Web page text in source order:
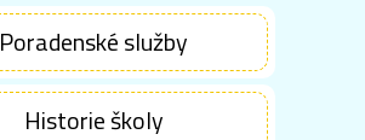
Poradenské služby
Historie školy